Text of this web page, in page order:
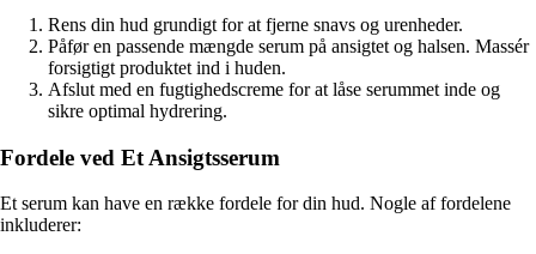
Rens din hud grundigt for at fjerne snavs og urenheder.
Påfør en passende mængde serum på ansigtet og halsen. Massér
forsigtigt produktet ind i huden.
Afslut med en fugtighedscreme for at låse serummet inde og
sikre optimal hydrering.
Fordele ved Et Ansigtsserum
Et serum kan have en række fordele for din hud. Nogle af fordelene
inkluderer: